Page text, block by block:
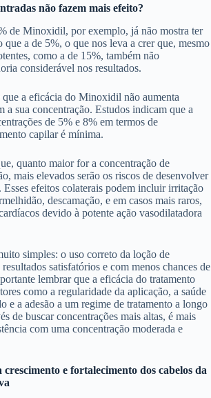
não fazem mais efeito?
de Minoxidil, por exemplo, já não mostra ter
que a de 5%, o que nos leva a crer que, mesmo
como a de 15%, também não
considerável nos resultados.
que a eficácia do Minoxidil não aumenta
a sua concentração. Estudos indicam que a
de 5% e 8% em termos de
capilar é mínima.
quanto maior for a concentração de
mais elevados serão os riscos de desenvolver
Esses efeitos colaterais podem incluir irritação
descamação, e em casos mais raros,
devido à potente ação vasodilatadora
simples: o uso correto da loção de
satisfatórios e com menos chances de
lembrar que a eficácia do tratamento
como a regularidade da aplicação, a saúde
e a adesão a um regime de tratamento a longo
de buscar concentrações mais altas, é mais
com uma concentração moderada e
e fortalecimento dos cabelos da